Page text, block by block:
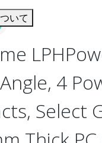
いて
4
Select